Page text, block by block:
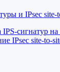
и IPsec site-
сигнатур
IPsec site-to-